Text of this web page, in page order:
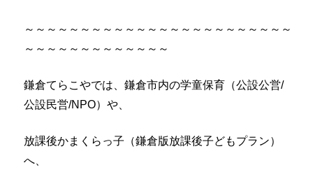
～～～～～～～～～～～～～～～～～～～～～～～～
～～～～～～～～～～～～～
鎌倉てらこやでは、鎌倉市内の学童保育（公設公営/
公設民営/NPO）や、
放課後かまくらっ子（鎌倉版放課後子どもプラン）
へ、